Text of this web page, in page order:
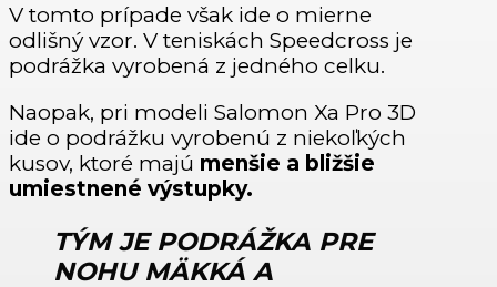
V tomto prípade však ide o mierne
odlišný vzor. V teniskách Speedcross je
podrážka vyrobená z jedného celku.
Naopak, pri modeli Salomon Xa Pro 3D
ide o podrážku vyrobenú z niekoľkých
kusov, ktoré majú menšie a bližšie
umiestnené výstupky.
TÝM JE PODRÁŽKA PRE
NOHU MÄKKÁ A